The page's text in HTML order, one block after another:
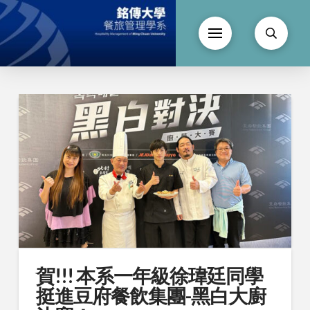
賀!!! 本系一年級徐瑋廷同學
挺進豆府餐飲集團-黑白大廚